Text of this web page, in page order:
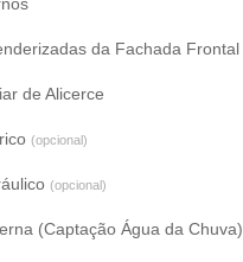
da Fachada Frontal
de Alicerce
(opcional)
(opcional)
(Captação Água da Chuva)